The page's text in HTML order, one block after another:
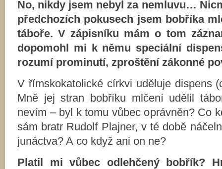
No, nikdy jsem nebyl za nemluvu…
předchozích pokusech jsem bobříka
táboře. V zápisníku mám o tom
dopomohl mi k němu speciální
rozumí prominutí, zproštění zákonné
V římskokatolické církvi uděluje dispens
Mně jej stran bobříku mlčení udělil
nevím – byl k tomu vůbec oprávněn? Co
sám bratr Rudolf Plajner, v té době
junáctva? A co když ani on ne?
Platil mi vůbec odlehčený bobřík?